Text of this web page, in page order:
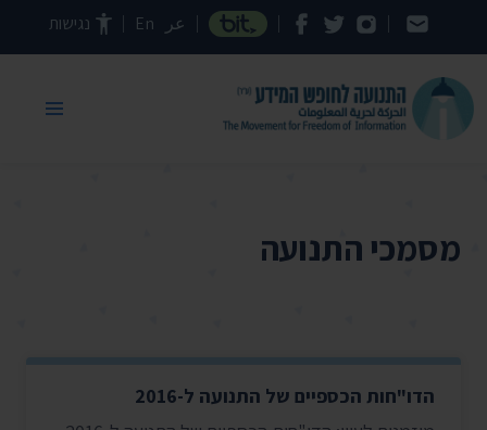
דילוג לתוכן העמוד عر En נגישות
מסמכי התנועה
הדו"חות הכספיים של התנועה ל-2016